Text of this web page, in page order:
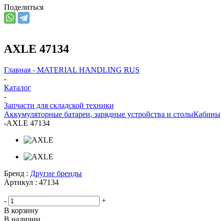
Поделиться
AXLE 47134
Главная - MATERIAL HANDLING RUS
-
Каталог
-
Запчасти для складской техники
Аккумуляторные батареи, зарядные устройства и столы
-AXLE 47134
Бренд : Другие бренды
Артикул : 47134
-
+
В корзину
В наличии